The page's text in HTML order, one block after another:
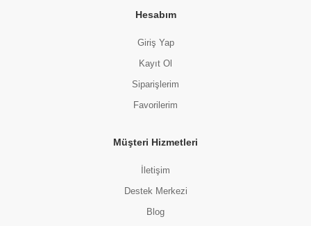
Hesabım
Giriş Yap
Kayıt Ol
Siparişlerim
Favorilerim
Müşteri Hizmetleri
İletişim
Destek Merkezi
Blog